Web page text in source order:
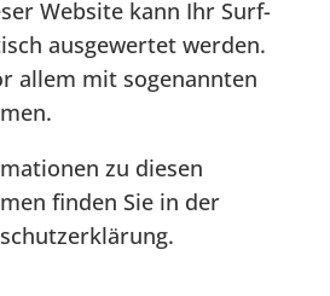
Website kann Ihr Surf-
ausgewertet werden.
allem mit sogenannten
zu diesen
finden Sie in der